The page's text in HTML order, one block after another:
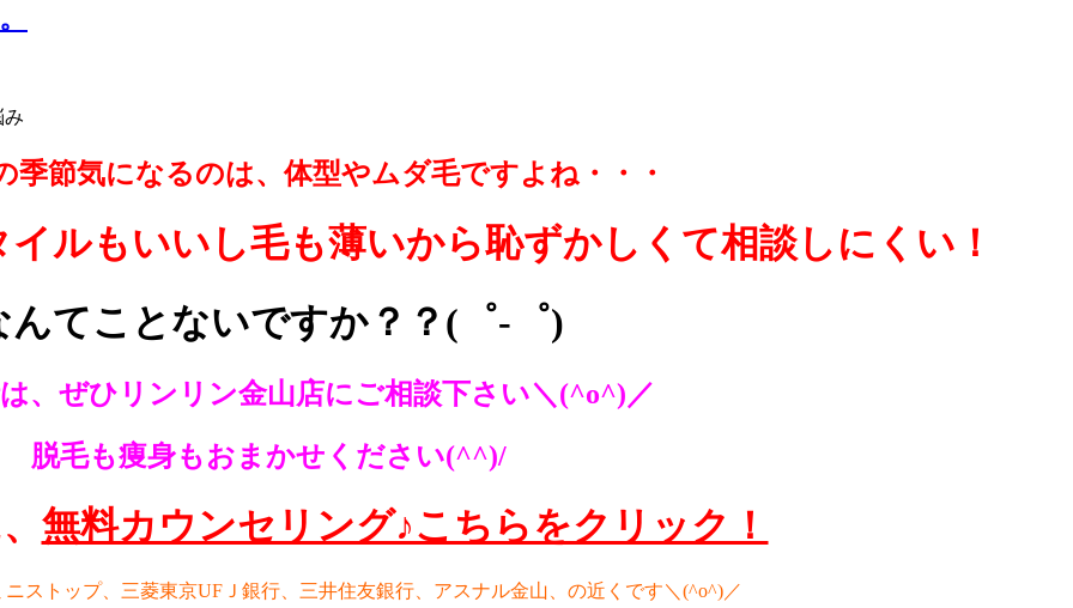
み
季節気になるのは、体型やムダ毛ですよね・・・
ルもいいし毛も薄いから恥ずかしくて相談しにくい！
んてことないですか？？(゜-゜)
、ぜひリンリン金山店にご相談下さい＼(^o^)／
脱毛も痩身もおまかせください(^^)/
無料カウンセリング♪こちらをクリック！
ストップ、三菱東京UFＪ銀行、三井住友銀行、アスナル金山、の近くです＼(^o^)／